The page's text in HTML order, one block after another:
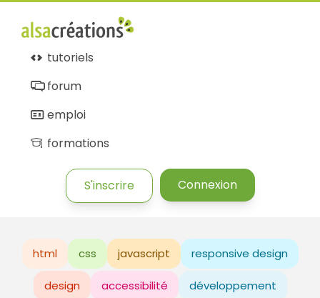
tutoriels
forum
emploi
formations
S'inscrire Connexion
html css javascript responsive design
design accessibilité développement